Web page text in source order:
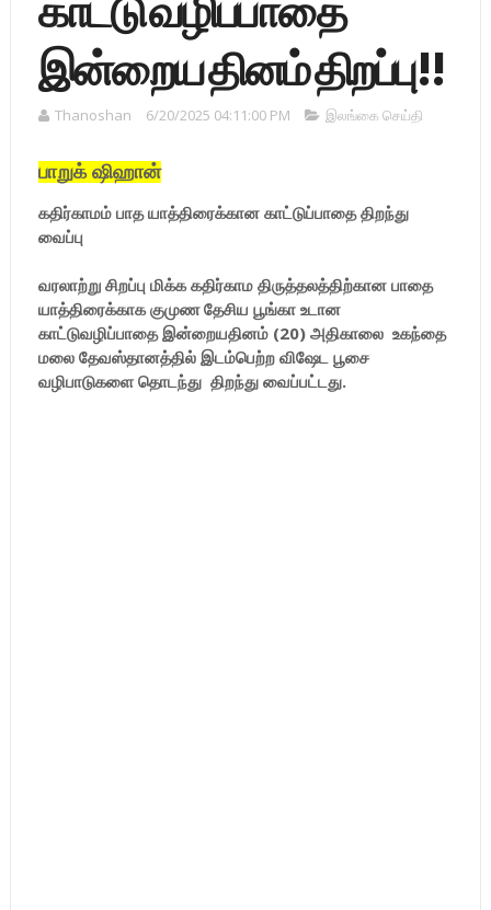
இன்றைய தினம் திறப்பு!!
Thanoshan 6/20/2025 04:11:00 PM இலங்கை செய்தி
பாறுக் ஷிஹான்
கதிர்காமம் பாத யாத்திரைக்கான காட்டுப்பாதை திறந்து
வைப்பு
வரலாற்று சிறப்பு மிக்க கதிர்காம திருத்தலத்திற்கான பாதை
யாத்திரைக்காக குமுண தேசிய பூங்கா உடான
காட்டுவழிப்பாதை இன்றையதினம் (20) அதிகாலை உகந்தை
மலை தேவஸ்தானத்தில் இடம்பெற்ற விஷேட பூசை
வழிபாடுகளை தொடந்து திறந்து வைப்பட்டது.